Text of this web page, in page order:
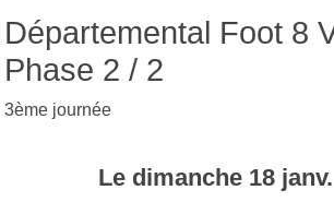
Départemental Foot 8
Phase 2 / 2
3ème journée
Le dimanche 18 janv.